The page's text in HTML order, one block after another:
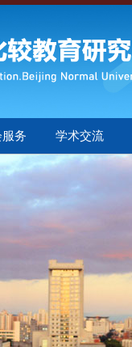
务 学术交流